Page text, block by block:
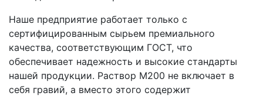
Наше предприятие работает только с
сертифицированным сырьем премиального
качества, соответствующим ГОСТ, что
обеспечивает надежность и высокие стандарты
нашей продукции. Раствор М200 не включает в
себя гравий, а вместо этого содержит